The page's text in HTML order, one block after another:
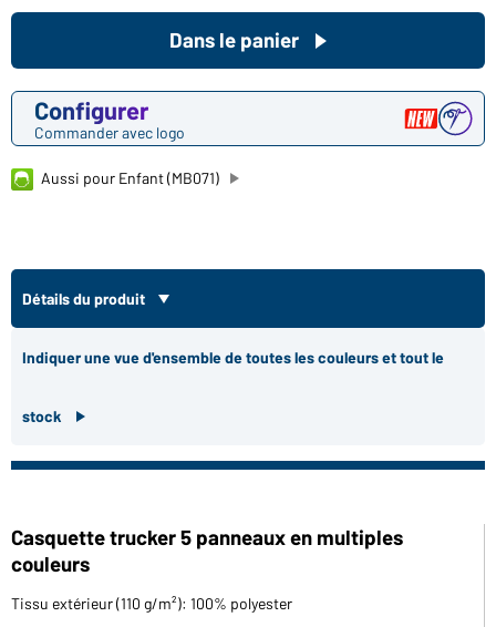
Configurer
Commander avec logo
Dans le panier
Aussi pour Enfant (MB071)
Détails du produit
Indiquer une vue d'ensemble de toutes les couleurs et tout le
stock
Casquette trucker 5 panneaux en multiples
couleurs
Tissu extérieur (110 g/m²): 100% polyester